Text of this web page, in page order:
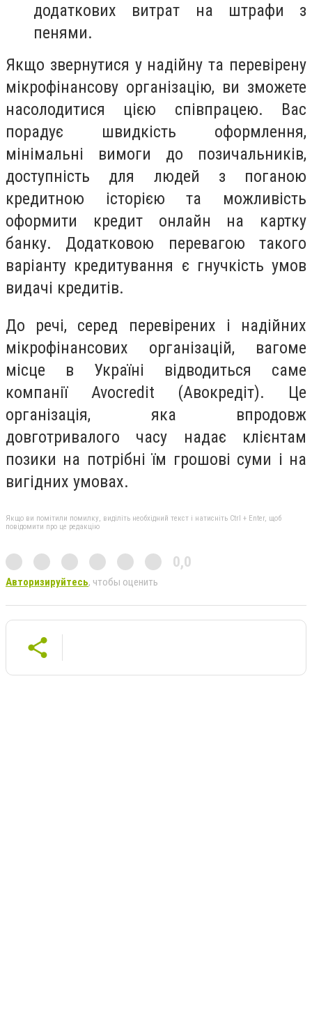
додаткових витрат на штрафи з
пенями.
Якщо звернутися у надійну та перевірену
мікрофінансову організацію, ви зможете
насолодитися цією співпрацею. Вас
порадує швидкість оформлення,
мінімальні вимоги до позичальників,
доступність для людей з поганою
кредитною історією та можливість
оформити кредит онлайн на картку
банку. Додатковою перевагою такого
варіанту кредитування є гнучкість умов
видачі кредитів.
До речі, серед перевірених і надійних
мікрофінансових організацій, вагоме
місце в Україні відводиться саме
компанії Avocredit (Авокредіт). Це
організація, яка впродовж
довготривалого часу надає клієнтам
позики на потрібні їм грошові суми і на
вигідних умовах.
Якщо ви помітили помилку, виділіть необхідний текст і натисніть Ctrl + Enter, щоб
повідомити про це редакцію
0,0
Авторизируйтесь, чтобы оценить